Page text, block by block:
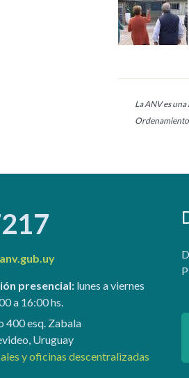
La ANV es
presencial:lunes a viernes
a 16:00 hs.
400 esq. Zabala
Uruguay
y oficinas descentralizadas